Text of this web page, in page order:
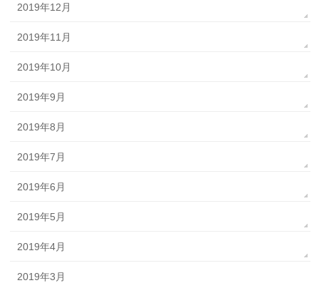
2019年12月
2019年11月
2019年10月
2019年9月
2019年8月
2019年7月
2019年6月
2019年5月
2019年4月
2019年3月